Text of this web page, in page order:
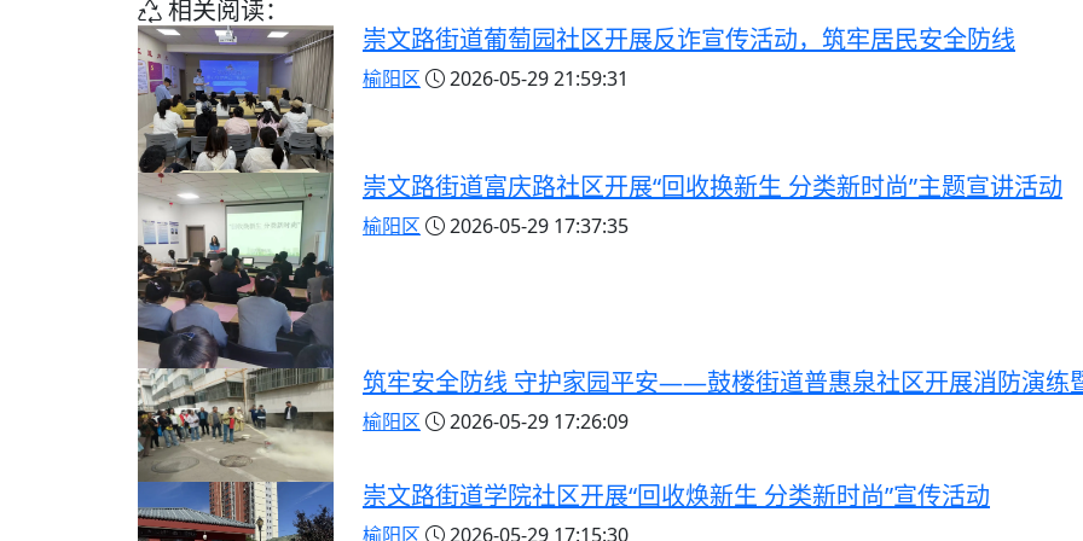
相关阅读：
崇文路街道葡萄园社区开展反诈宣传活动，筑牢居民安全防线
榆阳区 2026-05-29 21:59:31
崇文路街道富庆路社区开展“回收换新生 分类新时尚”主题宣讲活动
榆阳区 2026-05-29 17:37:35
筑牢安全防线 守护家园平安——鼓楼街道普惠泉社区开展消防演练
榆阳区 2026-05-29 17:26:09
崇文路街道学院社区开展“回收焕新生 分类新时尚”宣传活动
榆阳区 2026-05-29 17:15:30